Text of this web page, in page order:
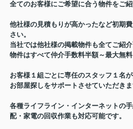
全てのお客様にご希望に合う物件をご紹
他社様の見積もりが高かったなど初期
さい。
当社では他社様の掲載物件も全てご紹
物件はすべて仲介手数料半額～最大無料
お客様１組ごとに専任のスタッフ１名
お部屋探しをサポートさせていただきま
各種ライフライン・インターネットの
配・家電の回収作業も対応可能です。